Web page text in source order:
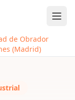
de Obrador
(Madrid)